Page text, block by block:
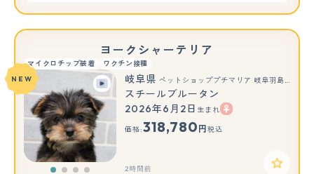
ヨークシャーテリア
マイクロチップ装着
ワクチン接種
NEW
岐阜県 ペットショッププチマリア 岐阜羽島店
スチールブルータン
2026年6月2日 生まれ
価格:318,780 円 税込
2時間前